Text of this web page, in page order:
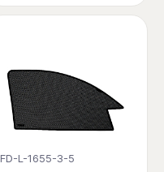
FD-L-1655-3-5